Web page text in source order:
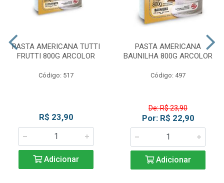
PASTA AMERICANA TUTTI
FRUTTI 800G ARCOLOR
Código: 517
R$ 23,90
Adicionar
PASTA AMERICANA
BAUNILHA 800G ARCOLOR
Código: 497
De: R$ 23,90
Por: R$ 22,90
Adicionar